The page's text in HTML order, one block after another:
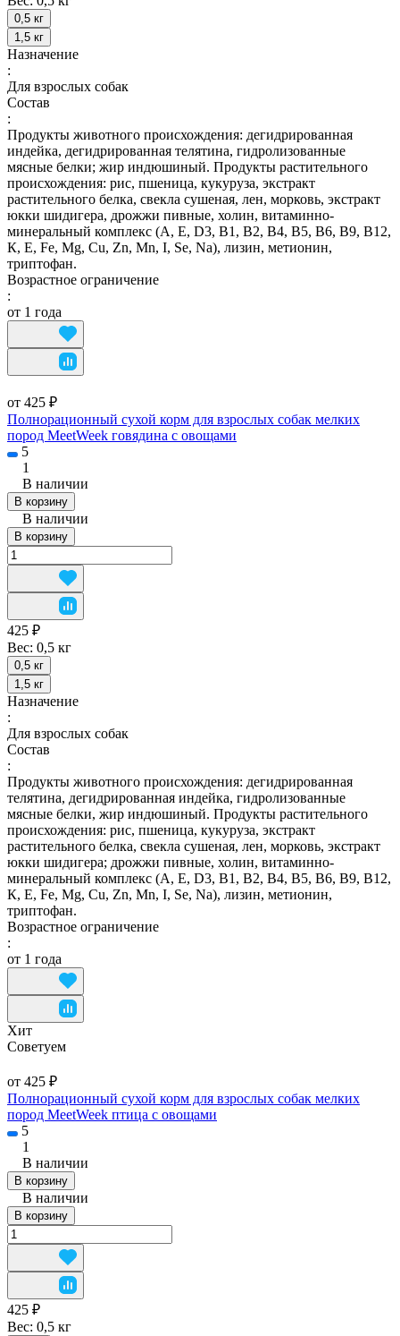
0,5 кг
1,5 кг
Назначение
:
Для взрослых собак
Состав
:
Продукты животного происхождения: дегидрированная
индейка, дегидрированная телятина, гидролизованные
мясные белки; жир индюшиный. Продукты растительного
происхождения: рис, пшеница, кукуруза, экстракт
растительного белка, свекла сушеная, лен, морковь, экстракт
юкки шидигера, дрожжи пивные, холин, витаминно-
минеральный комплекс (А, E, D3, В1, В2, В4, В5, В6, В9, В12,
К, Е, Fe, Mg, Cu, Zn, Mn, I, Se, Na), лизин, метионин,
триптофан.
Возрастное ограничение
:
от 1 года
от 425 ₽
Полнорационный сухой корм для взрослых собак мелких
пород MeetWeek говядина с овощами
5
1
В наличии
В корзину
В наличии
В корзину
425 ₽
Вес: 0,5 кг
0,5 кг
1,5 кг
Назначение
:
Для взрослых собак
Состав
:
Продукты животного происхождения: дегидрированная
телятина, дегидрированная индейка, гидролизованные
мясные белки, жир индюшиный. Продукты растительного
происхождения: рис, пшеница, кукуруза, экстракт
растительного белка, свекла сушеная, лен, морковь, экстракт
юкки шидигера; дрожжи пивные, холин, витаминно-
минеральный комплекс (А, E, D3, В1, В2, В4, В5, В6, В9, В12,
К, Е, Fe, Mg, Cu, Zn, Mn, I, Se, Na), лизин, метионин,
триптофан.
Возрастное ограничение
:
от 1 года
Хит
Советуем
от 425 ₽
Полнорационный сухой корм для взрослых собак мелких
пород MeetWeek птица с овощами
5
1
В наличии
В корзину
В наличии
В корзину
425 ₽
Вес: 0,5 кг